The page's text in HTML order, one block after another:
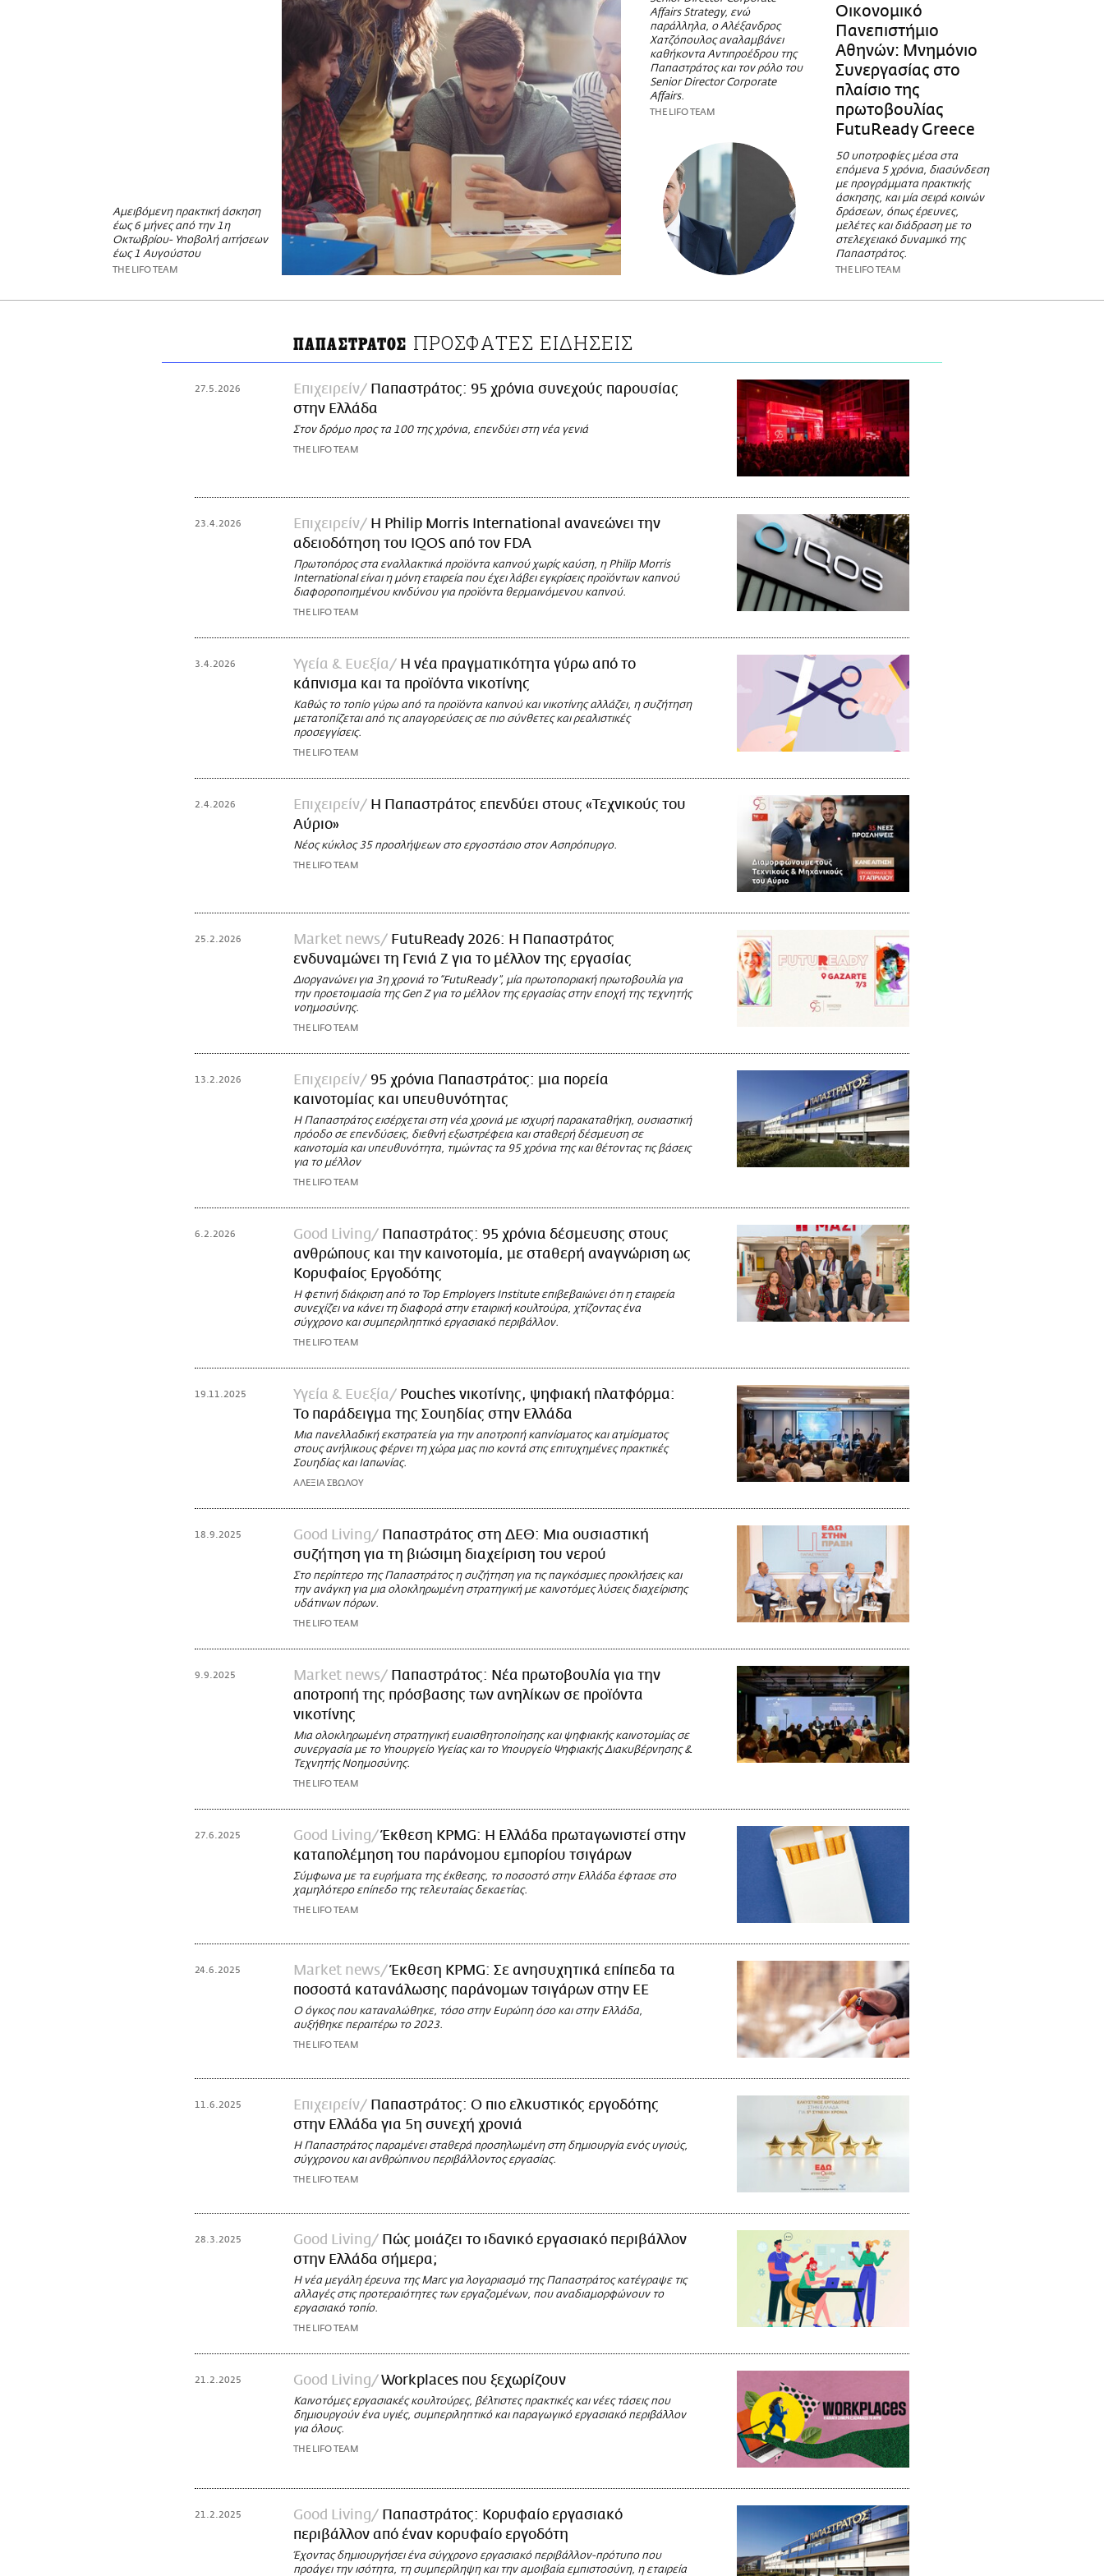
Αμειβόμενη πρακτική άσκηση
έως 6 μήνες από την 1η
Οκτωβρίου- Υποβολή αιτήσεων
έως 1 Αυγούστου
THE LIFO TEAM
Affairs Strategy, ενώ
παράλληλα, ο Αλέξανδρος
Χατζόπουλος αναλαμβάνει
καθήκοντα Αντιπροέδρου της
Παπαστράτος και τον ρόλο του
Senior Director Corporate
Affairs.
THE LIFO TEAM
Οικονομικό
Πανεπιστήμιο
Αθηνών: Μνημόνιο
Συνεργασίας στο
πλαίσιο της
πρωτοβουλίας
FutuReady Greece
50 υποτροφίες μέσα στα
επόμενα 5 χρόνια, διασύνδεση
με προγράμματα πρακτικής
άσκησης, και μία σειρά κοινών
δράσεων, όπως έρευνες,
μελέτες και διάδραση με το
στελεχειακό δυναμικό της
Παπαστράτος.
THE LIFO TEAM
ΠΑΠΑΣΤΡΑΤΟΣ ΠΡΟΣΦΑΤΕΣ ΕΙΔΗΣΕΙΣ
27.5.2026 Επιχειρείν
Παπαστράτος: 95 χρόνια συνεχούς παρουσίας
στην Ελλάδα
Στον δρόμο προς τα 100 της χρόνια, επενδύει στη νέα γενιά
THE LIFO TEAM
23.4.2026 Επιχειρείν
Η Philip Morris International ανανεώνει την
αδειοδότηση του IQOS από τον FDA
Πρωτοπόρος στα εναλλακτικά προϊόντα καπνού χωρίς καύση, η Philip Morris
International είναι η μόνη εταιρεία που έχει λάβει εγκρίσεις προϊόντων καπνού
διαφοροποιημένου κινδύνου για προϊόντα θερμαινόμενου καπνού.
THE LIFO TEAM
3.4.2026 Υγεία & Ευεξία
Η νέα πραγματικότητα γύρω από το
κάπνισμα και τα προϊόντα νικοτίνης
Καθώς το τοπίο γύρω από τα προϊόντα καπνού και νικοτίνης αλλάζει, η συζήτηση
μετατοπίζεται από τις απαγορεύσεις σε πιο σύνθετες και ρεαλιστικές
προσεγγίσεις.
THE LIFO TEAM
2.4.2026 Επιχειρείν
Η Παπαστράτος επενδύει στους «Τεχνικούς του
Αύριο»
Νέος κύκλος 35 προσλήψεων στο εργοστάσιο στον Ασπρόπυργο.
THE LIFO TEAM
25.2.2026 Market news
FutuReady 2026: Η Παπαστράτος
ενδυναμώνει τη Γενιά Ζ για το μέλλον της εργασίας
Διοργανώνει για 3η χρονιά το “FutuReady”, μία πρωτοποριακή πρωτοβουλία για
την προετοιμασία της Gen Z για το μέλλον της εργασίας στην εποχή της τεχνητής
νοημοσύνης.
THE LIFO TEAM
13.2.2026 Επιχειρείν
95 χρόνια Παπαστράτος: μια πορεία
καινοτομίας και υπευθυνότητας
Η Παπαστράτος εισέρχεται στη νέα χρονιά με ισχυρή παρακαταθήκη, ουσιαστική
πρόοδο σε επενδύσεις, διεθνή εξωστρέφεια και σταθερή δέσμευση σε
καινοτομία και υπευθυνότητα, τιμώντας τα 95 χρόνια της και θέτοντας τις βάσεις
για το μέλλον
THE LIFO TEAM
6.2.2026 Good Living
Παπαστράτος: 95 χρόνια δέσμευσης στους
ανθρώπους και την καινοτομία, με σταθερή αναγνώριση ως
Κορυφαίος Εργοδότης
Η φετινή διάκριση από το Top Employers Institute επιβεβαιώνει ότι η εταιρεία
συνεχίζει να κάνει τη διαφορά στην εταιρική κουλτούρα, χτίζοντας ένα
σύγχρονο και συμπεριληπτικό εργασιακό περιβάλλον.
THE LIFO TEAM
19.11.2025 Υγεία & Ευεξία
Pouches νικοτίνης, ψηφιακή πλατφόρμα:
Το παράδειγμα της Σουηδίας στην Ελλάδα
Μια πανελλαδική εκστρατεία για την αποτροπή καπνίσματος και ατμίσματος
στους ανήλικους φέρνει τη χώρα μας πιο κοντά στις επιτυχημένες πρακτικές
Σουηδίας και Ιαπωνίας.
ΑΛΕΞΙΑ ΣΒΩΛΟΥ
18.9.2025 Good Living
Παπαστράτος στη ΔΕΘ: Μια ουσιαστική
συζήτηση για τη βιώσιμη διαχείριση του νερού
Στο περίπτερο της Παπαστράτος η συζήτηση για τις παγκόσμιες προκλήσεις και
την ανάγκη για μια ολοκληρωμένη στρατηγική με καινοτόμες λύσεις διαχείρισης
υδάτινων πόρων.
THE LIFO TEAM
9.9.2025 Market news
Παπαστράτος: Νέα πρωτοβουλία για την
αποτροπή της πρόσβασης των ανηλίκων σε προϊόντα
νικοτίνης
Μια ολοκληρωμένη στρατηγική ευαισθητοποίησης και ψηφιακής καινοτομίας σε
συνεργασία με το Υπουργείο Υγείας και το Υπουργείο Ψηφιακής Διακυβέρνησης &
Τεχνητής Νοημοσύνης.
THE LIFO TEAM
27.6.2025 Good Living
Έκθεση KPMG: Η Ελλάδα πρωταγωνιστεί στην
καταπολέμηση του παράνομου εμπορίου τσιγάρων
Σύμφωνα με τα ευρήματα της έκθεσης, το ποσοστό στην Ελλάδα έφτασε στο
χαμηλότερο επίπεδο της τελευταίας δεκαετίας.
THE LIFO TEAM
24.6.2025 Market news
Έκθεση KPMG: Σε ανησυχητικά επίπεδα τα
ποσοστά κατανάλωσης παράνομων τσιγάρων στην ΕΕ
Ο όγκος που καταναλώθηκε, τόσο στην Ευρώπη όσο και στην Ελλάδα,
αυξήθηκε περαιτέρω το 2023.
THE LIFO TEAM
11.6.2025 Επιχειρείν
Παπαστράτος: Ο πιο ελκυστικός εργοδότης
στην Ελλάδα για 5η συνεχή χρονιά
Η Παπαστράτος παραμένει σταθερά προσηλωμένη στη δημιουργία ενός υγιούς,
σύγχρονου και ανθρώπινου περιβάλλοντος εργασίας.
THE LIFO TEAM
28.3.2025 Good Living
Πώς μοιάζει το ιδανικό εργασιακό περιβάλλον
στην Ελλάδα σήμερα;
Η νέα μεγάλη έρευνα της Marc για λογαριασμό της Παπαστράτος κατέγραψε τις
αλλαγές στις προτεραιότητες των εργαζομένων, που αναδιαμορφώνουν το
εργασιακό τοπίο.
THE LIFO TEAM
21.2.2025 Good Living Workplaces που ξεχωρίζουν
Καινοτόμες εργασιακές κουλτούρες, βέλτιστες πρακτικές και νέες τάσεις που
δημιουργούν ένα υγιές, συμπεριληπτικό και παραγωγικό εργασιακό περιβάλλον
για όλους.
THE LIFO TEAM
21.2.2025 Good Living
Παπαστράτος: Κορυφαίο εργασιακό
περιβάλλον από έναν κορυφαίο εργοδότη
Έχοντας δημιουργήσει ένα σύγχρονο εργασιακό περιβάλλον-πρότυπο που
προάγει την ισότητα, τη συμπερίληψη και την αμοιβαία εμπιστοσύνη, η εταιρεία